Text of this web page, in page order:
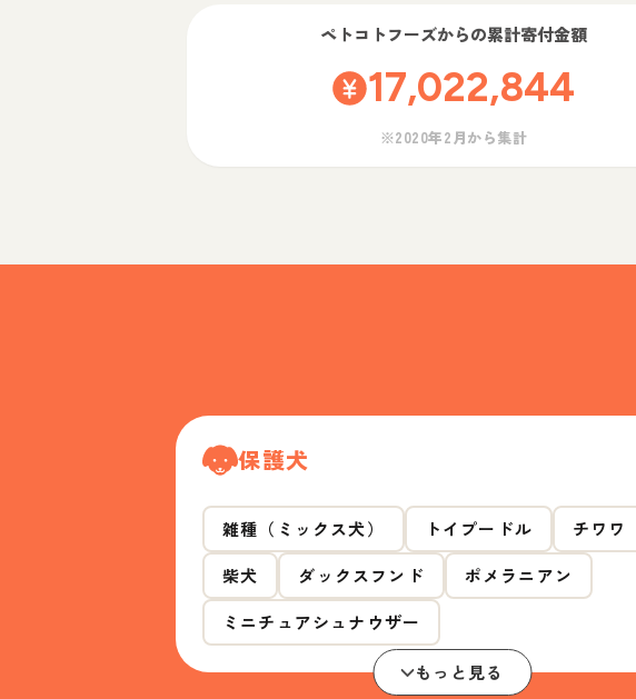
ペトコトフーズからの累計寄付金額
17,022,844
※2020年2月から集計
保護犬
雑種（ミックス犬） トイプードル
チワワ
柴犬
ダックスフンド
ポメラニアン
ミニチュアシュナウザー
もっと見る